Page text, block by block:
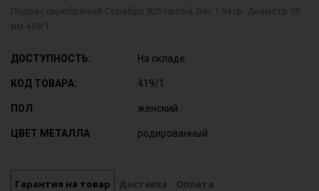
Подвес серебряный Серебро 925 проба. Вес 1.94 гр. Диаметр 18
мм 419/1
ДОСТУПНОСТЬ: На складе
КОД ТОВАРА: 419/1
ПОЛ женский
ЦВЕТ МЕТАЛЛА родированный
Гарантия на товар Доставка Оплата